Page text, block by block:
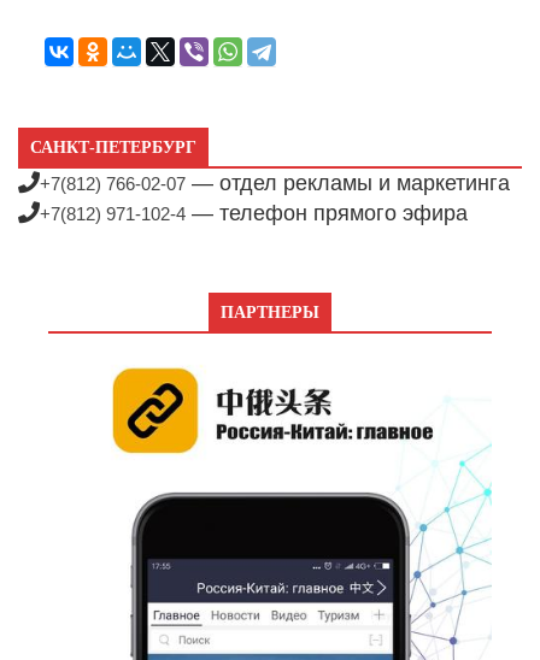
САНКТ-ПЕТЕРБУРГ
+7(812) 766-02-07 — отдел рекламы и маркетинга
+7(812) 971-102-4 — телефон прямого эфира
ПАРТНЕРЫ